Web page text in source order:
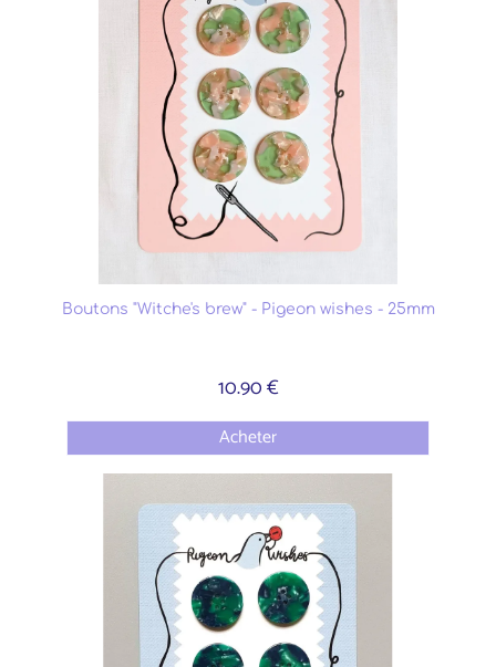
Boutons "Witche's brew" - Pigeon wishes - 25mm
10.90 €
Acheter